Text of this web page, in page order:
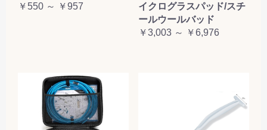
￥550 ～ ￥957
イクログラスパッド/スチ
ールウールバッド
￥3,003 ～ ￥6,976